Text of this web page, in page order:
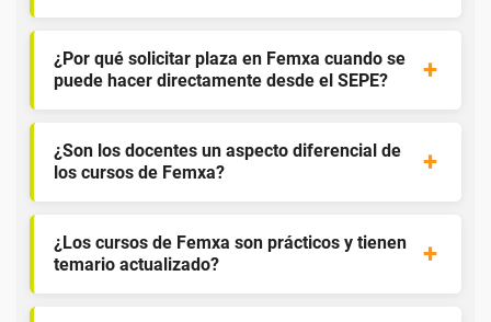
¿Por qué solicitar plaza en Femxa cuando se
puede hacer directamente desde el SEPE?
¿Son los docentes un aspecto diferencial de
los cursos de Femxa?
¿Los cursos de Femxa son prácticos y tienen
temario actualizado?